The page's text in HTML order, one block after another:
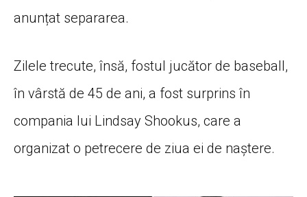
anunțat separarea.
Zilele trecute, însă, fostul jucător de baseball,
în vârstă de 45 de ani, a fost surprins în
compania lui Lindsay Shookus, care a
organizat o petrecere de ziua ei de naștere.